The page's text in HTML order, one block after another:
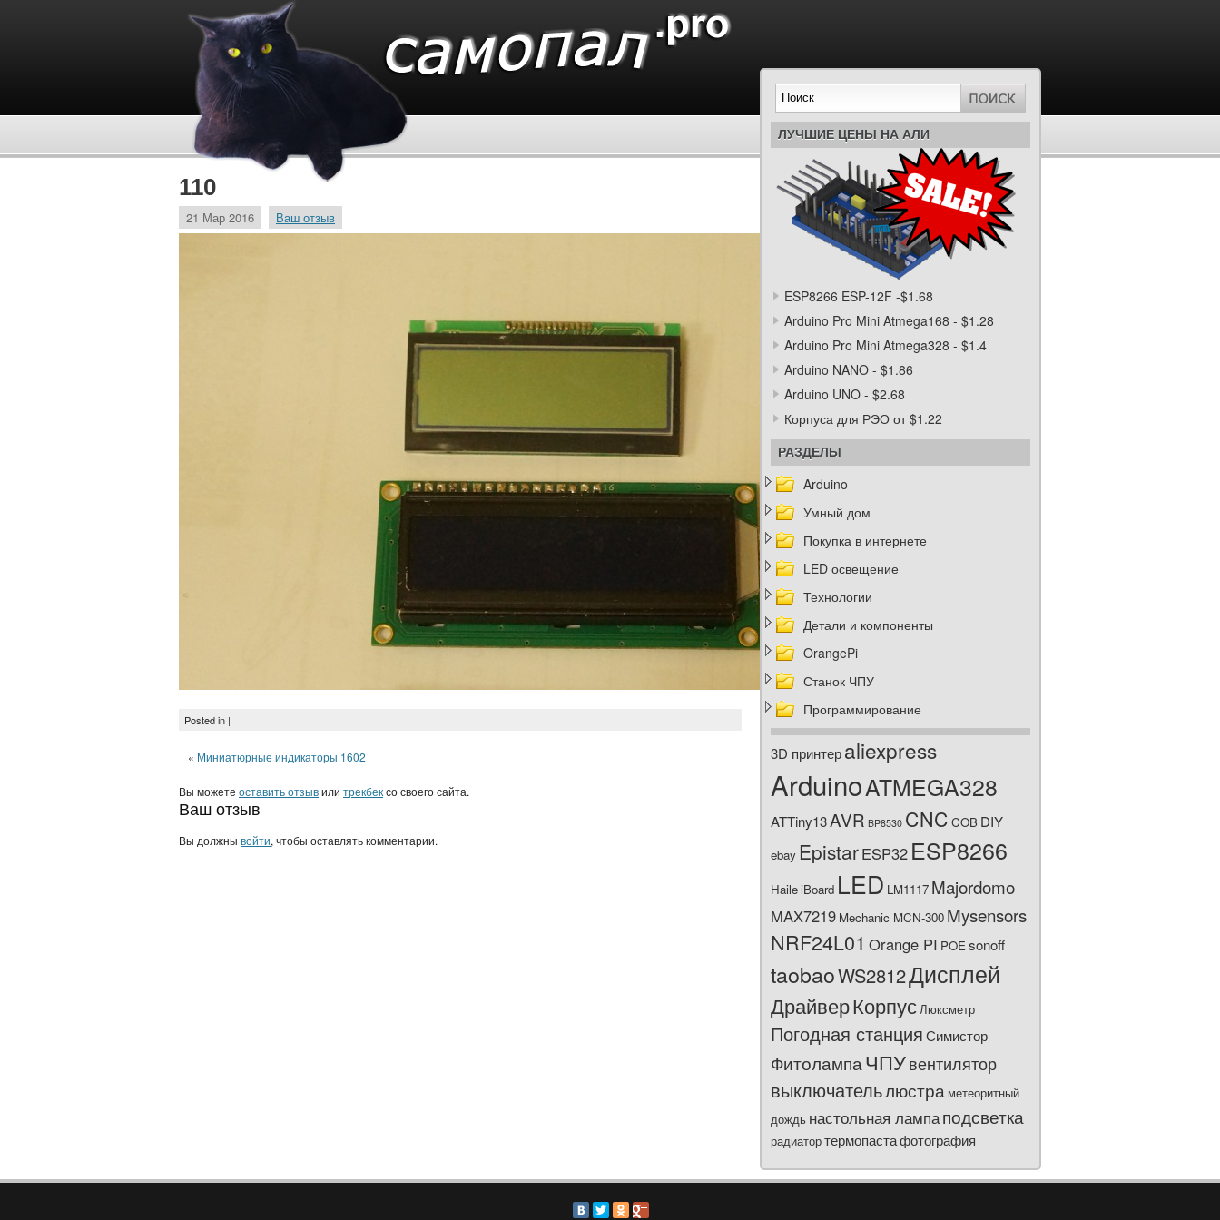
110
21 Мар 2016 Ваш отзыв
Posted in |
« Миниатюрные индикаторы 1602
Вы можете оставить отзывили трекбексо своего сайта.
Ваш отзыв
Вы должны войти, чтобы оставлять комментарии.
ЛУЧШИЕ ЦЕНЫ НА АЛИ
ESP8266 ESP-12F -$1.68
Arduino Pro Mini Atmega168 - $1.28
Arduino Pro Mini Atmega328 - $1.4
Arduino NANO - $1.86
Arduino UNO - $2.68
Корпуса для РЭО от $1.22
РАЗДЕЛЫ
Arduino
Умный дом
Покупка в интернете
LED освещение
Технологии
Детали и компоненты
OrangePi
Станок ЧПУ
Программирование
3D принтерaliexpress
ArduinoATMEGA328
ATTiny13AVR BP8530 CNC COB DIY
ebay EpistarESP32 ESP8266
HaileiBoard LED LM1117 Majordomo
MAX7219 Mechanic MCN-300 Mysensors
NRF24L01 Orange PI POEsonoff
taobaoWS2812Дисплей
ДрайверКорпусЛюксметр
Погодная станцияСимистор
ФитолампаЧПУвентилятор
выключательлюстра метеоритный
дождь настольная лампаподсветка
радиатортермопастафотография